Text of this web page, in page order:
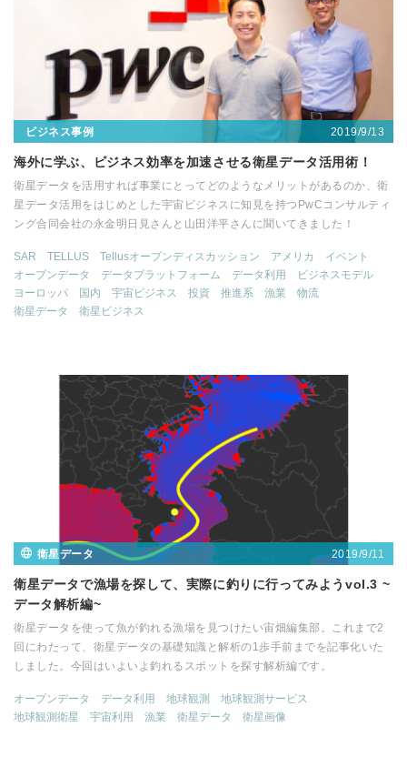
ビジネス事例 2019/9/13
海外に学ぶ、ビジネス効率を加速させる衛星データ活用術！
衛星データを活用すれば事業にとってどのようなメリットがあるのか、衛
星データ活用をはじめとした宇宙ビジネスに知見を持つPwCコンサルティ
ング合同会社の永金明日見さんと山田洋平さんに聞いてきました！
SAR TELLUS Tellusオープンディスカッション アメリカ
イベント
オープンデータ
データプラットフォーム データ利用
ビジネスモデル
ヨーロッパ
国内 宇宙ビジネス 投資 推進系 漁業
物流
衛星データ
衛星ビジネス
衛星データ 2019/9/11
衛星データで漁場を探して、実際に釣りに行ってみようvol.3 ~
データ解析編~
衛星データを使って魚が釣れる漁場を見つけたい宙畑編集部。これまで2
回にわたって、衛星データの基礎知識と解析の1歩手前までを記事化いた
しました。今回はいよいよ釣れるスポットを探す解析編です。
オープンデータ データ利用 地球観測
地球観測サービス
地球観測衛星
宇宙利用 漁業 衛星データ 衛星画像